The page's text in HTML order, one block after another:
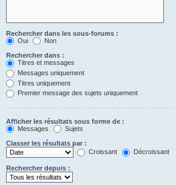
Rechercher dans les sous-forums :
Oui
Non
Rechercher dans :
Titres et messages
Messages uniquement
Titres uniquement
Premier message des sujets uniquement
Afficher les résultats sous forme de :
Messages
Sujets
Classer les résultats par :
Croissant
Décroissant
Rechercher depuis :